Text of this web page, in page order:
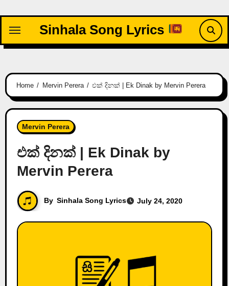
content
Sinhala Song Lyrics
Home Mervin Perera එක් දිනක් | Ek Dinak by Mervin Perera
Mervin Perera
එක් දිනක් | Ek Dinak by
Mervin Perera
By Sinhala Song Lyrics July 24, 2020